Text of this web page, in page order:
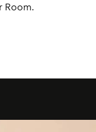
Room.